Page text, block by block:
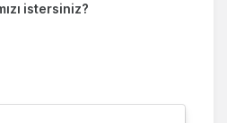
istersiniz?